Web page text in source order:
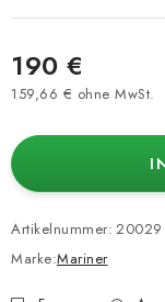
190 €
159,66 € ohne MwSt.
Artikelnummer: 20029
Marke:Mariner